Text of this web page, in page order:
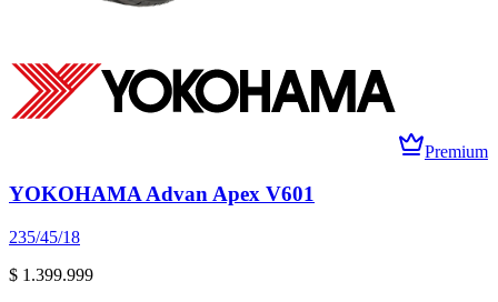
Premium
YOKOHAMA Advan Apex V601
235/45/18
$ 1.399.999